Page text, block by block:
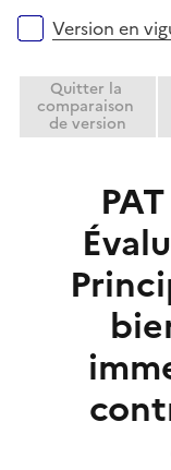
Version en
Quitter la
comparaison
de version